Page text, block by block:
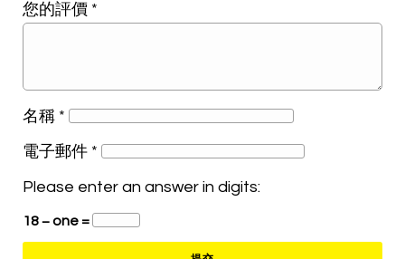
您的評價 *
名稱 *
電子郵件 *
Please enter an answer in digits:
18 − one =